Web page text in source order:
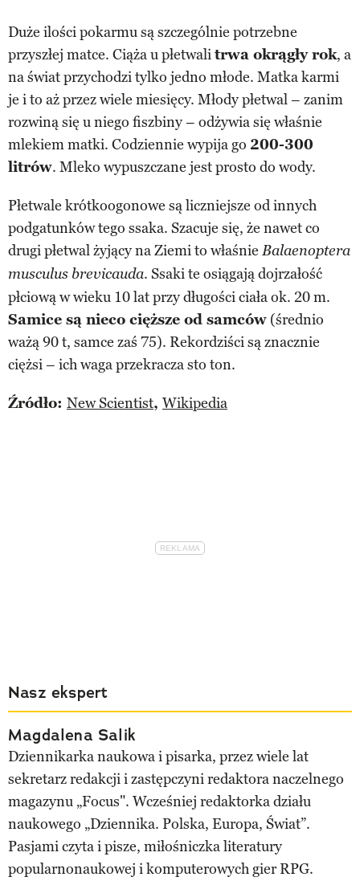
Duże ilości pokarmu są szczególnie potrzebne
przyszłej matce. Ciąża u płetwalitrwa okrągły rok, a
na świat przychodzi tylko jedno młode. Matka karmi
je i to aż przez wiele miesięcy. Młody płetwal – zanim
rozwiną się u niego fiszbiny – odżywia się właśnie
mlekiem matki. Codziennie wypija go 200-300
litrów. Mleko wypuszczane jest prosto do wody.
Płetwale krótkoogonowe są liczniejsze od innych
podgatunków tego ssaka. Szacuje się, że nawet co
drugi płetwal żyjący na Ziemi to właśnieBalaenoptera
musculus brevicauda. Ssaki te osiągają dojrzałość
płciową w wieku 10 lat przy długości ciała ok. 20 m.
Samice są nieco cięższe od samców (średnio
ważą 90 t, samce zaś 75). Rekordziści są znacznie
ciężsi – ich waga przekracza sto ton.
Źródło: New Scientist, Wikipedia
Nasz ekspert
Magdalena Salik
Dziennikarka naukowa i pisarka, przez wiele lat
sekretarz redakcji i zastępczyni redaktora naczelnego
magazynu „Focus". Wcześniej redaktorka działu
naukowego „Dziennika. Polska, Europa, Świat”.
Pasjami czyta i pisze, miłośniczka literatury
popularnonaukowej i komputerowych gier RPG.